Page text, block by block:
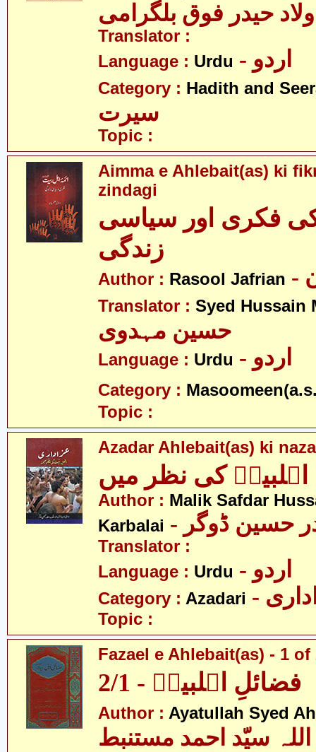
حیدر فوق بلگرامی
Translator :
Language : Urdu - اردو
Category : Hadith and
سیرت
Topic :
Aimma e Ahlebait(as) ki
zindagi
کی فکری اور سیاسی
زندگی
Author : Rasool Jafrian
Translator : Syed Hussain
حسین مہدوی
Language : Urdu - اردو
Category :
Topic :
Azadar Ahlebait(as) ki
اہلبیتؑ کی نظر میں
Author : Malik Safdar
Karbalai
حسین ڈوگر
Translator :
Language : Urdu - اردو
Category : Azadari
Topic :
Fazael e Ahlebait(as) - 1 of
فضائلِ اہلبیتؑ - 2/1
Author : Ayatullah Syed
سیّد احمد مستنبط